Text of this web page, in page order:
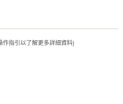
作指引以了解更多詳細資料)